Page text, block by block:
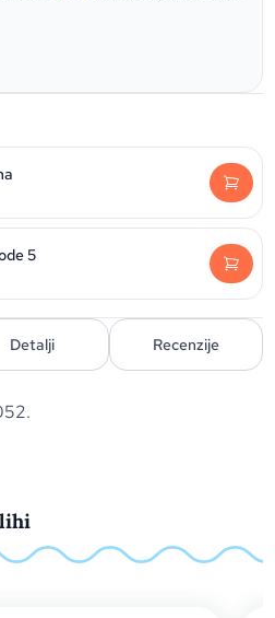
5
Detalji Recenzije